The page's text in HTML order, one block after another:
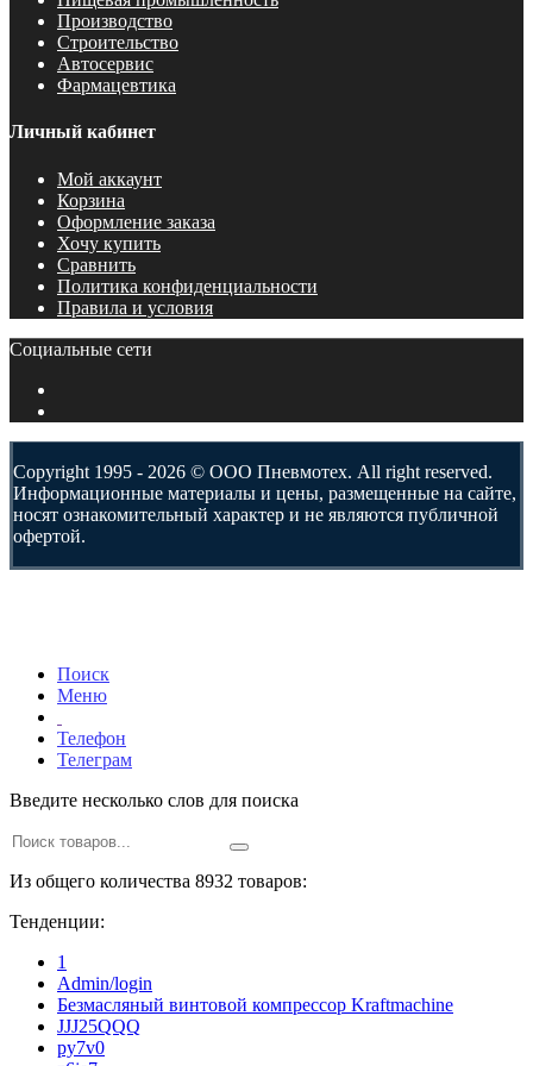
Производство
Строительство
Автосервис
Фармацевтика
Личный кабинет
Мой аккаунт
Корзина
Оформление заказа
Хочу купить
Сравнить
Политика конфиденциальности
Правила и условия
Социальные сети
Copyright 1995 - 2026 © ООО Пневмотех. All right reserved.
Информационные материалы и цены, размещенные на сайте,
носят ознакомительный характер и не являются публичной
офертой.
Поиск
Меню
Телефон
Телеграм
Введите несколько слов для поиска
Из общего количества 8932 товаров:
Тенденции:
1
Admin/login
Безмасляный винтовой компрессор Kraftmaсhine
JJJ25QQQ
py7v0